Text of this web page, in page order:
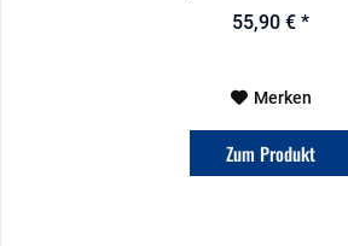
55,90 € *
Merken
Zum Produkt